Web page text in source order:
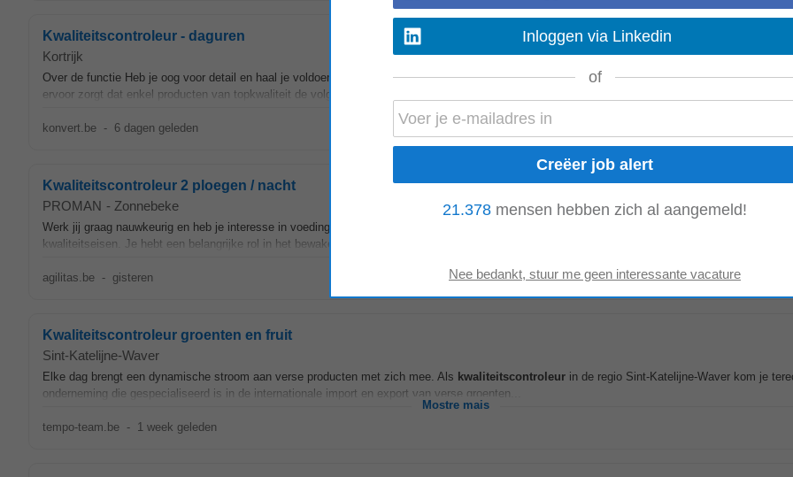
Kwaliteitscontroleur - daguren
Kortrijk
Over de functie Heb je oog voor detail en haal je voldoening uit kwaliteit? Voor een metaalverwerkend bedrijf in Kortrijk zoeken we een
ervoor zorgt dat enkel producten van topkwaliteit de volgende stap...
konvert.be - 6 dagen geleden
Kwaliteitscontroleur 2 ploegen / nacht
PROMAN - Zonnebeke
Werk jij graag nauwkeurig en heb je interesse in voeding? Als quality control medewerker in de nacht zorg jij ervoor dat producten voldoen aan de
kwaliteitseisen. Je hebt een belangrijke rol in het bewaken van voedselveiligheid tijdens het...
agilitas.be - gisteren
Kwaliteitscontroleur groenten en fruit
Sint-Katelijne-Waver
Elke dag brengt een dynamische stroom aan verse producten met zich mee. Als kwaliteitscontroleur in de regio Sint-Katelijne-Waver kom je
onderneming die gespecialiseerd is in de internationale import en export van verse groenten...
Mostre mais
tempo-team.be - 1 week geleden
Inloggen via Linkedin
of
21.378 mensen hebben zich al aangemeld!